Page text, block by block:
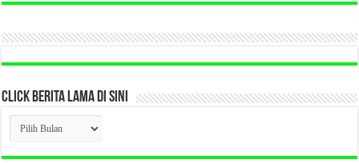
CLICK BERITA LAMA DI SINI
CLICK
BERITA
LAMA
DI